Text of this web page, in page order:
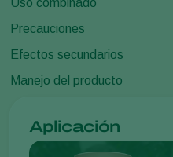
Uso combinado
Precauciones
Efectos secundarios
Manejo del producto
Aplicación